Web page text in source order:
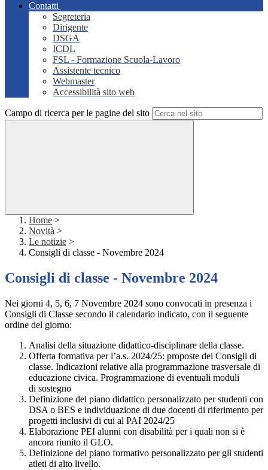
Contatti
Segreteria
Dirigente
DSGA
ICDL
FSL - Formazione Scuola-Lavoro
Assistente tecnico
Webmaster
Accessibilità sito web
Campo di ricerca per le pagine del sito
Home >
Novità >
Le notizie >
Consigli di classe - Novembre 2024
Consigli di classe - Novembre 2024
Nei giorni 4, 5, 6, 7 Novembre 2024 sono convocati in presenza i
Consigli di Classe secondo il calendario indicato, con il seguente
ordine del giorno:
Analisi della situazione didattico-disciplinare della classe.
Offerta formativa per l’a.s. 2024/25: proposte dei Consigli di
classe. Indicazioni relative alla programmazione trasversale di
educazione civica. Programmazione di eventuali moduli
di sostegno
Definizione del piano didattico personalizzato per studenti con
DSA o BES e individuazione di due docenti di riferimento per
progetti inclusivi di cui al PAI 2024/25
Elaborazione PEI alunni con disabilità per i quali non si è
ancora riunito il GLO.
Definizione del piano formativo personalizzato per gli studenti
atleti di alto livello.